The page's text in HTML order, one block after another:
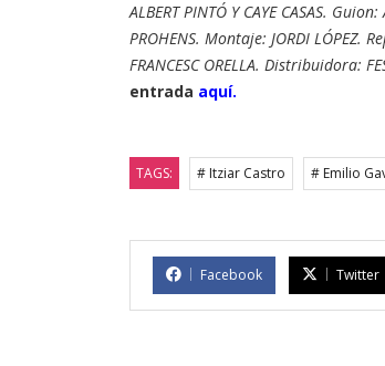
ALBERT PINTÓ Y CAYE CASAS.
PROHENS. Montaje: JORDI LÓPEZ.
FRANCESC ORELLA. Distribuidora:
entrada aquí.
TAGS: # Itziar Castro # Emilio
Facebook Twitter